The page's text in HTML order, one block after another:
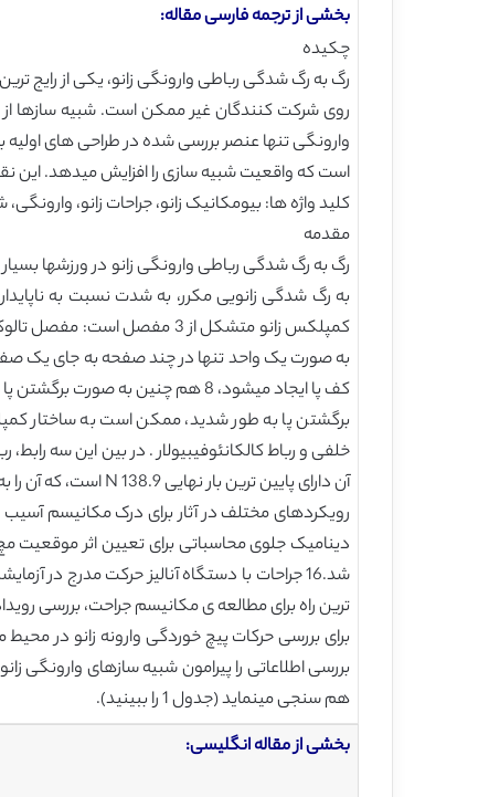
بخشی از ترجمه فارسی مقاله:
چکیده
رگ به رگ شدگی رباطی وارونگی زانو، یکی از رایج
روی شرکت کنندگان غیر ممکن است. شبیه سازها از
وارونگی تنها عنصر بررسی شده در طراحی های
است که واقعیت شبیه سازی را افزایش میدهد. این
کلید واژه ها: بیومکانیک زانو، جراحات زانو،
مقدمه
کف پا ایجاد میشود، 8 هم چنین به صورت برگشتن پا هم شناخته میشود. 9
برگشتن پا به طور شدید، ممکن است به ساختار
آن دارای پایین ترین بار نهایی N 138.9 است، که آن را به اولین رباطی تبدیل میکند که در موارد رگ به رگ شدگی وارونه دچار آسیب میشود.
دینامیک جلوی محاسباتی برای تعیین اثر
شد.16 جراحات با دستگاه آنالیز حرکت مدرج
ترین راه برای مطالعه ی مکانیسم جراحت، بررسی
برای بررسی حرکات پیچ خوردگی وارونه زانو در
بررسی اطلاعاتی را پیرامون شبیه سازهای وارونگی
هم سنجی مینماید (جدول 1 را ببینید).
بخشی از مقاله انگلیسی: